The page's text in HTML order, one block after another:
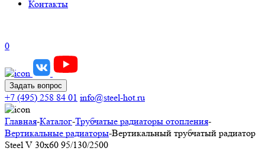
Контакты
0
Задать вопрос
+7 (495) 258 84 01 info@steel-hot.ru
Главная-Каталог-Трубчатые радиаторы отопления-
Вертикальные радиаторы-Вертикальный трубчатый радиатор
Steel V 30х60 95/130/2500